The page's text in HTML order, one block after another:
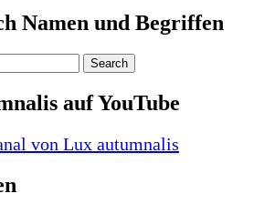
Namen und Begriffen
auf YouTube
von Lux autumnalis